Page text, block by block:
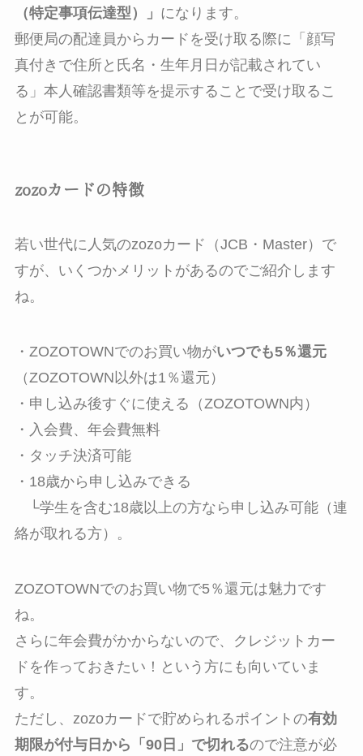
（特定事項伝達型）」 になります。
郵便局の配達員からカードを受け取る際に「顔写
真付きで住所と氏名・生年月日が記載されてい
る」本人確認書類等を提示することで受け取るこ
とが可能。
zozoカードの特徴
若い世代に人気のzozoカード（JCB・Master）で
すが、いくつかメリットがあるのでご紹介します
ね。
・ZOZOTOWNでのお買い物がいつでも5％還元
（ZOZOTOWN以外は1％還元）
・申し込み後すぐに使える（ZOZOTOWN内）
・入会費、年会費無料
・タッチ決済可能
・18歳から申し込みできる
└学生を含む18歳以上の方なら申し込み可能（連
絡が取れる方）。
ZOZOTOWNでのお買い物で5％還元は魅力です
ね。
さらに年会費がかからないので、クレジットカー
ドを作っておきたい！という方にも向いていま
す。
ただし、zozoカードで貯められるポイントの有効
期限が付与日から「90日」で切れるので注意が必